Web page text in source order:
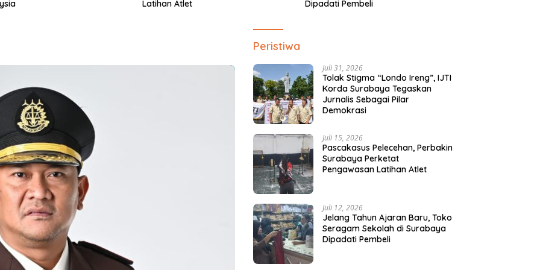
Atlet
Dipadati Pembeli
Peristiwa
Juli 31, 2026
Tolak Stigma “Londo Ireng”, IJTI
Korda Surabaya Tegaskan
Jurnalis Sebagai Pilar
Demokrasi
Juli 15, 2026
Pascakasus Pelecehan, Perbakin
Surabaya Perketat
Pengawasan Latihan Atlet
Juli 12, 2026
Jelang Tahun Ajaran Baru, Toko
Seragam Sekolah di Surabaya
Dipadati Pembeli